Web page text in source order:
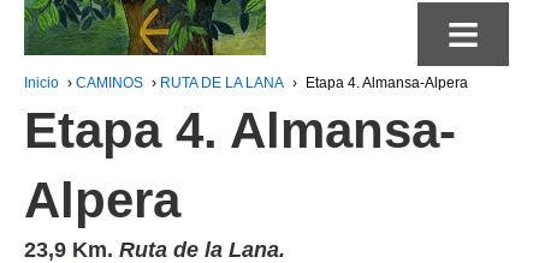
≡
Inicio › CAMINOS › RUTA DE LA LANA › Etapa 4. Almansa-Alpera
Etapa 4. Almansa-
Alpera
23,9 Km. Ruta de la Lana.